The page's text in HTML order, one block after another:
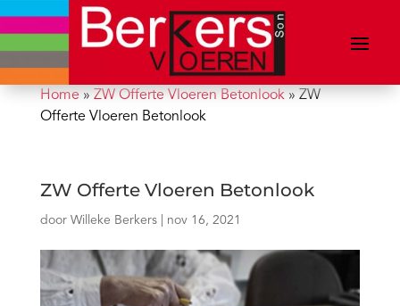
Home» ZW Offerte Vloeren Betonlook» ZW
Offerte Vloeren Betonlook
ZW Offerte Vloeren Betonlook
door Willeke Berkers| nov 16, 2021